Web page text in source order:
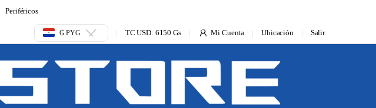
Periféricos
₲ PYG TC USD: 6150 Gs Mi Cuenta Ubicación Salir